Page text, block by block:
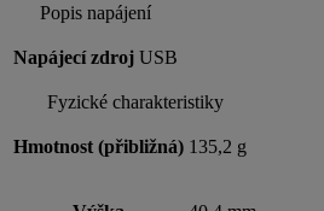
Popis napájení
Napájecí zdroj USB
Fyzické charakteristiky
Hmotnost (přibližná) 135,2 g